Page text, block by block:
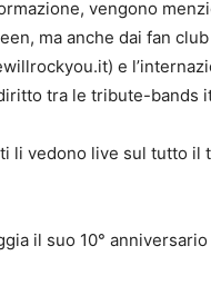
vengono
ma anche dai fan
e
tra le tribute-bands
li vedono live sul tutto il
il suo 10°